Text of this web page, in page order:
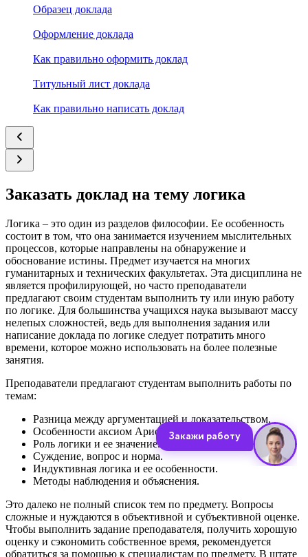
Образец доклада
Оформление доклада
Как правильно оформить доклад
Титульный лист доклада
Как правильно написать доклад
Заказать доклад на тему логика
Логика – это один из разделов философии. Ее особенность
состоит в том, что она занимается изучением мыслительных
процессов, которые направлены на обнаружение и
обоснование истины. Предмет изучается на многих
гуманитарных и технических факультетах. Эта дисциплина не
является профилирующей, но часто преподаватели
предлагают своим студентам выполнить ту или иную работу
по логике. Для большинства учащихся наука вызывают массу
нелепых сложностей, ведь для выполнения задания или
написание доклада по логике следует потратить много
времени, которое можно использовать на более полезные
занятия.
Преподаватели предлагают студентам выполнить работы по
темам:
Разница между аргументацией и доказательством.
Особенности аксиом Аристотеля.
Роль логики и ее значение.
Суждение, вопрос и норма.
Индуктивная логика и ее особенности.
Методы наблюдения и объяснения.
Это далеко не полный список тем по предмету. Вопросы
сложные и нуждаются в объективной и субъективной оценке.
Чтобы выполнить задание преподавателя, получить хорошую
оценку и сэкономить собственное время, рекомендуется
обратиться за помощью к специалистам по предмету. В штате